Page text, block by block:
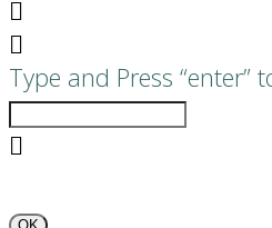
Type and Press “enter”